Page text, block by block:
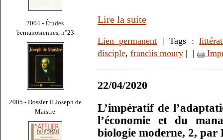
2004 - Études
bernanosiennes, n°23
2005 - Dossier H Joseph de
Maistre
Lire la suite
Lien permanent | Tags :
disciple, franciis moury | |
22/04/2020
L’impératif de
l’économie et du
biologie moderne, 2, par